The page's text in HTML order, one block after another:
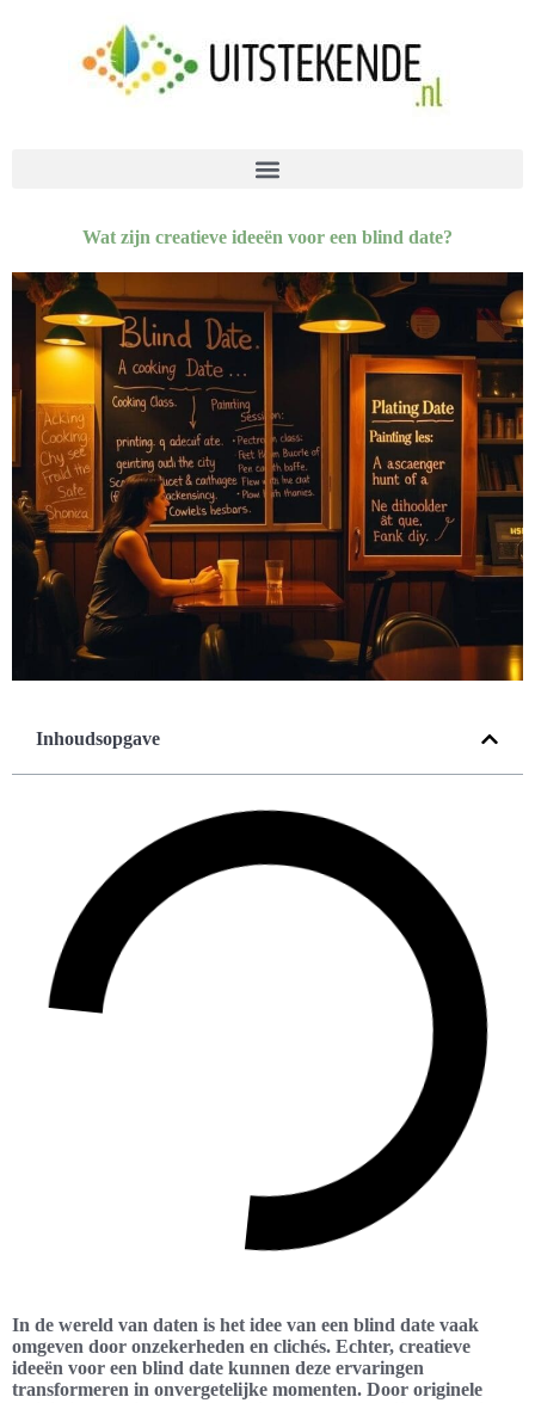
Wat zijn creatieve ideeën voor een blind date?
Inhoudsopgave
In de wereld van daten is het idee van een blind date vaak
omgeven door onzekerheden en clichés. Echter, creatieve
ideeën voor een blind date kunnen deze ervaringen
transformeren in onvergetelijke momenten. Door originele